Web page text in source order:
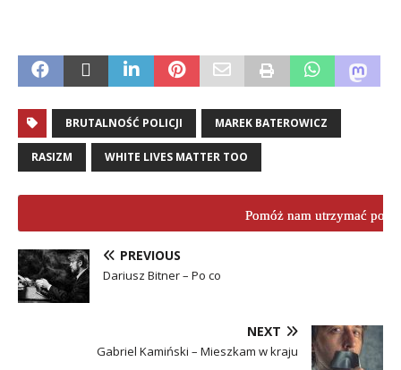
BRUTALNOŚĆ POLICJI MAREK BATEROWICZ
RASIZM WHITE LIVES MATTER TOO
Pomóż nam utrzymać
PREVIOUS
Dariusz Bitner – Po co
NEXT
Gabriel Kamiński – Mieszkam w kraju